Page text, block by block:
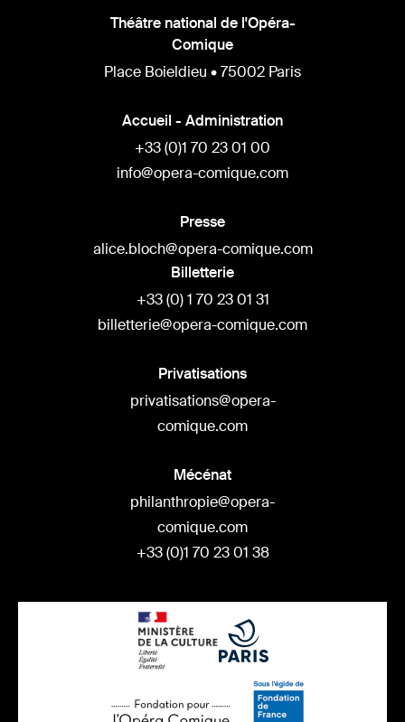
Théâtre national de l'Opéra-
Comique
Place Boieldieu • 75002 Paris
Accueil - Administration
+33 (0)1 70 23 01 00
info@opera-comique.com
Presse
alice.bloch@opera-comique.com
Billetterie
+33 (0) 1 70 23 01 31
billetterie@opera-comique.com
Privatisations
privatisations@opera-
comique.com
Mécénat
philanthropie@opera-
comique.com
+33 (0)1 70 23 01 38